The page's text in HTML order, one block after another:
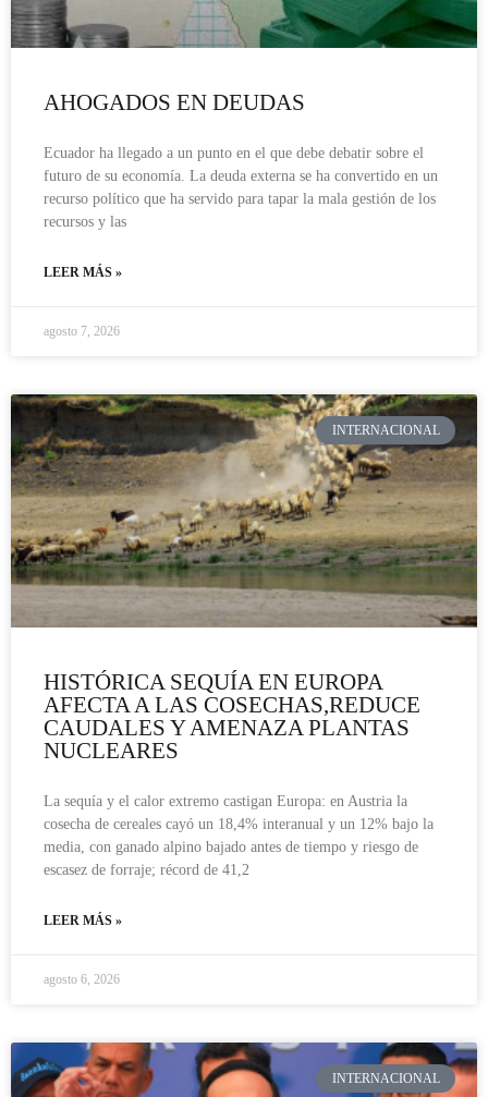
AHOGADOS EN DEUDAS
Ecuador ha llegado a un punto en el que debe debatir sobre el
futuro de su economía. La deuda externa se ha convertido en un
recurso político que ha servido para tapar la mala gestión de los
recursos y las
LEER MÁS »
agosto 7, 2026
INTERNACIONAL
HISTÓRICA SEQUÍA EN EUROPA
AFECTA A LAS COSECHAS,REDUCE
CAUDALES Y AMENAZA PLANTAS
NUCLEARES
La sequía y el calor extremo castigan Europa: en Austria la
cosecha de cereales cayó un 18,4% interanual y un 12% bajo la
media, con ganado alpino bajado antes de tiempo y riesgo de
escasez de forraje; récord de 41,2
LEER MÁS »
agosto 6, 2026
INTERNACIONAL